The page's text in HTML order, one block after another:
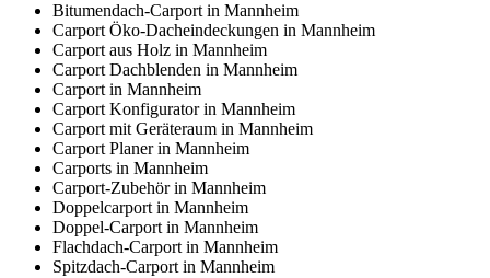
Bitumendach-Carport in Mannheim
Carport Öko-Dacheindeckungen in Mannheim
Carport aus Holz in Mannheim
Carport Dachblenden in Mannheim
Carport in Mannheim
Carport Konfigurator in Mannheim
Carport mit Geräteraum in Mannheim
Carport Planer in Mannheim
Carports in Mannheim
Carport-Zubehör in Mannheim
Doppelcarport in Mannheim
Doppel-Carport in Mannheim
Flachdach-Carport in Mannheim
Spitzdach-Carport in Mannheim